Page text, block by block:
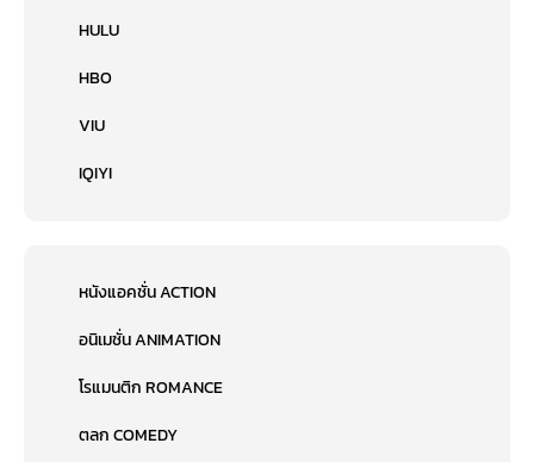
HULU
HBO
VIU
IQIYI
หนังแอคชั่น ACTION
อนิเมชั่น ANIMATION
โรแมนติก ROMANCE
ตลก COMEDY